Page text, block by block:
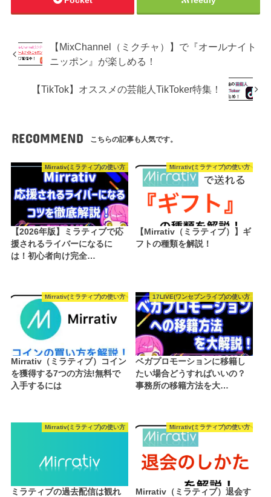
【MixChannel（ミクチャ）】で『オールナイト
ニッポン』が楽しめる！
【TikTok】オススメの芸能人TikToker特集！
RECOMMEND こちらの記事も人気です。
Mirrativ(ミラティブ)の使い方
【2026年版】ミラティブで応
援されるライバーになるに
は！初心者向け完全…
Mirrativ(ミラティブ)の使い方
【Mirrativ（ミラティブ）】ギ
フトの種類を解説！
Mirrativ(ミラティブ)の使い方
Mirrativ（ミラティブ）コイン
を獲得する7つの方法!無料で
入手するには
17LIVE(ワンセブンライブ)の使い方
ベガプロモーションに移籍し
たい場合どうすればいいの？
事務所の移籍方法を大…
Mirrativ(ミラティブ)の使い方
ミラティブの過去配信は観れ
Mirrativ(ミラティブ)の使い方
Mirrativ（ミラティブ）退会す